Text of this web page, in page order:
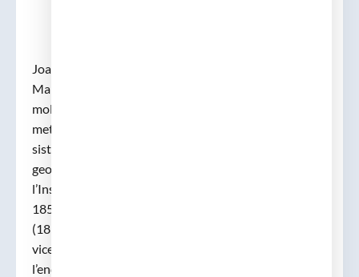
Joan Ramon Campaner i Noceras. 1851. (n. Palma de
Mallorca, 12-09- 1812 – m. B.14-11-1876). Durant
molts anys es cuidà de les observacions
meteorològiques de l’Acadèmia, que es registraven
sistemàticament. El 1847 era professor d’història i
geografia a la universitat i d’història natural a
l’Institut barcelonès. Secretari de govern el bienni
1853-1854 i Bibliotecari-arxiver durant sis biennis
(1855-1866). Junt amb Ferrer i Garcés, aleshores
vice-president, publicà un escrit demanant
l’enderrocament de les muralles de Barcelona.